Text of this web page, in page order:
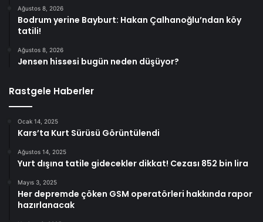
Ağustos 8, 2026
Bodrum yerine Bayburt: Hakan Çalhanoğlu’ndan köy
tatili!
Ağustos 8, 2026
Jensen hissesi bugün neden düşüyor?
Rastgele Haberler
Ocak 14, 2025
Kars’ta Kurt Sürüsü Görüntülendi
Ağustos 14, 2025
Yurt dışına tatile gidecekler dikkat! Cezası 852 bin lira
Mayıs 3, 2025
Her depremde çöken GSM operatörleri hakkında rapor
hazırlanacak